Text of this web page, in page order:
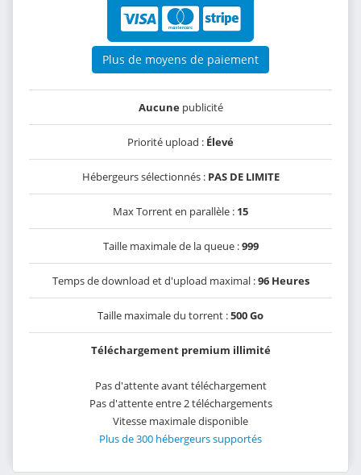
Plus de moyens de paiement
Aucunepublicité
Priorité upload : Élevé
Hébergeurs sélectionnés : PAS DE LIMITE
Max Torrent en parallèle : 15
Taille maximale de la queue :999
Temps de download et d'upload maximal :96 Heures
Taille maximale du torrent :500 Go
Téléchargement premium illimité
Pas d'attente avant téléchargement
Pas d'attente entre 2 téléchargements
Vitesse maximale disponible
Plus de 300 hébergeurs supportés